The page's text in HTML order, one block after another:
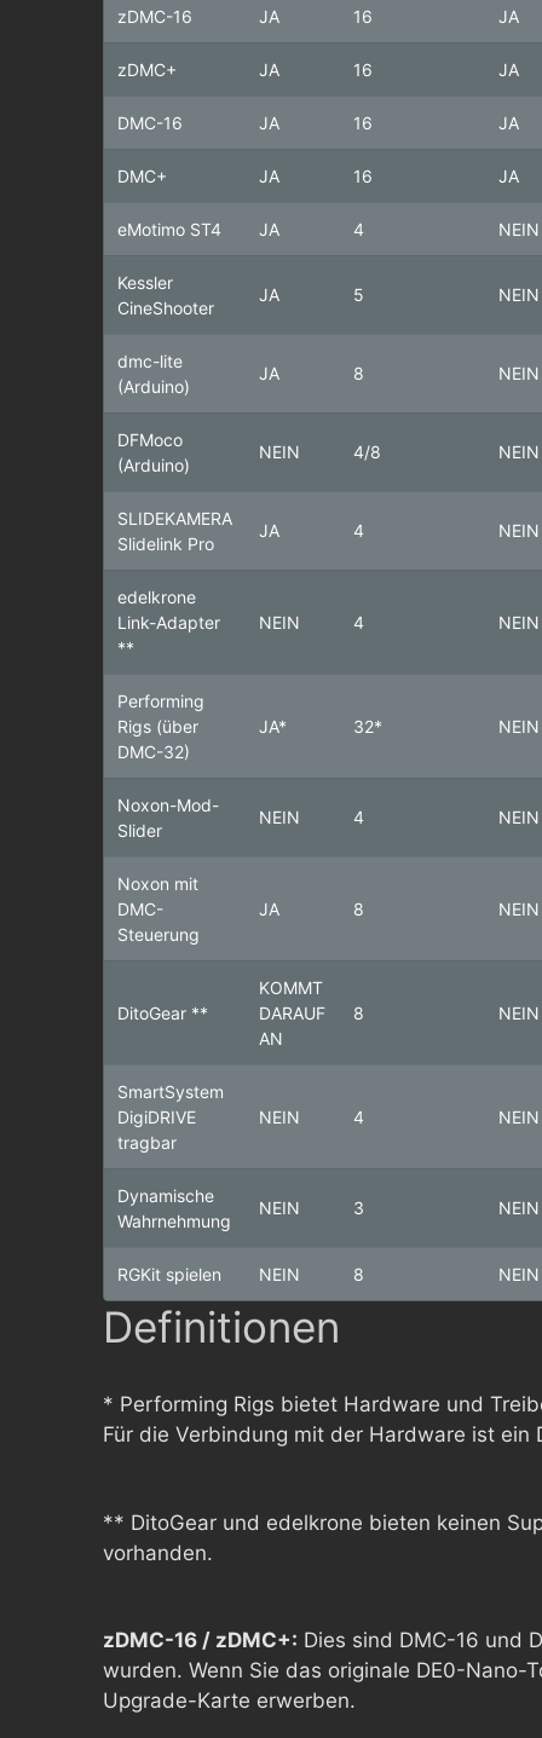
zDMC-16 JA 16 JA
zDMC+ JA 16 JA
DMC-16 JA 16 JA
DMC+ JA 16 JA
eMotimo ST4 JA 4 NEIN
Kessler
CineShooter
JA 5 NEIN
dmc-lite
(Arduino)
JA 8 NEIN
DFMoco
(Arduino)
NEIN 4/8 NEIN
SLIDEKAMERA
Slidelink Pro
JA 4 NEIN
edelkrone
Link-Adapter
**
NEIN 4 NEIN
Performing
Rigs (über
DMC-32)
JA* 32* NEIN
Noxon-Mod-
Slider
NEIN 4 NEIN
Noxon mit
DMC-
Steuerung
JA 8 NEIN
DitoGear **
KOMMT
DARAUF
AN
8 NEIN
SmartSystem
DigiDRIVE
tragbar
NEIN 4 NEIN
Dynamische
Wahrnehmung
NEIN 3 NEIN
RGKit spielen NEIN 8 NEIN
Definitionen
* Performing Rigs bietet Hardware und
Für die Verbindung mit der Hardware ist ein
** DitoGear und edelkrone bieten keinen
vorhanden.
zDMC-16 / zDMC+: Dies sind DMC-16 und
wurden. Wenn Sie das originale DE0-Nano-
Upgrade-Karte erwerben.